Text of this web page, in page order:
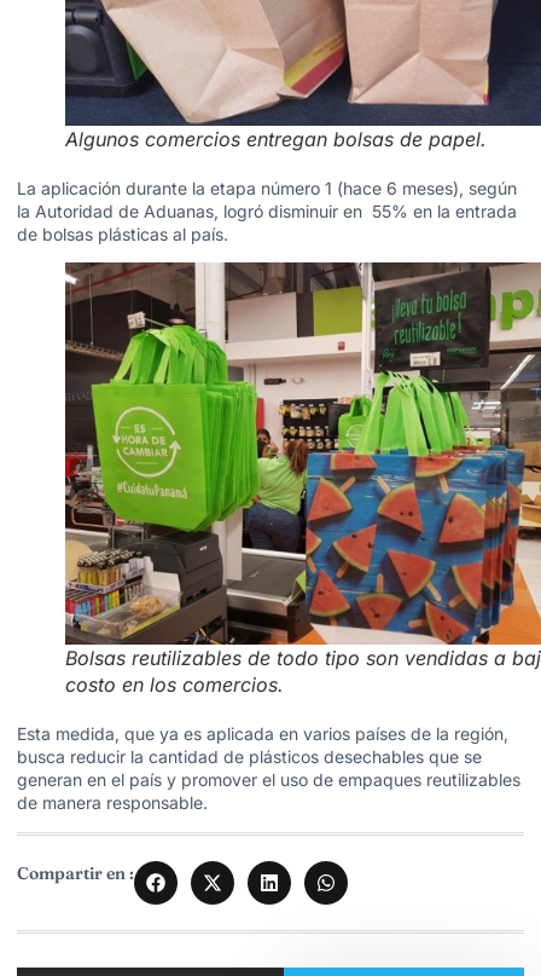
Algunos comercios entregan bolsas de papel.
La aplicación durante la etapa número 1 (hace 6 meses), según
la Autoridad de Aduanas, logró disminuir en 55% en la entrada
de bolsas plásticas al país.
Bolsas reutilizables de todo tipo son vendidas a
costo en los comercios.
Esta medida, que ya es aplicada en varios países de la región,
busca reducir la cantidad de plásticos desechables que se
generan en el país y promover el uso de empaques reutilizables
de manera responsable.
Compartir en :